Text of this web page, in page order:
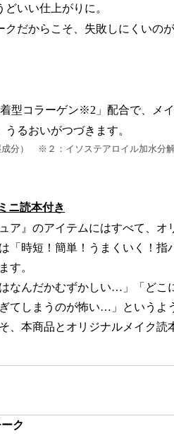
いい仕上がりに。
クだからこそ、失敗しにくいの
型コラーゲン※2」配合で、メ
るおいがつづきます。
分） ※２：イソステアロイル加水分解
ニ読本付き
ュア』のアイテムにはすべて、オ
「時短！簡単！うまくいく！指
す。
はなんだかむずかしい…」「どこ
ぎてしまうのが怖い…」というよ
、本商品とオリジナルメイク読
ク